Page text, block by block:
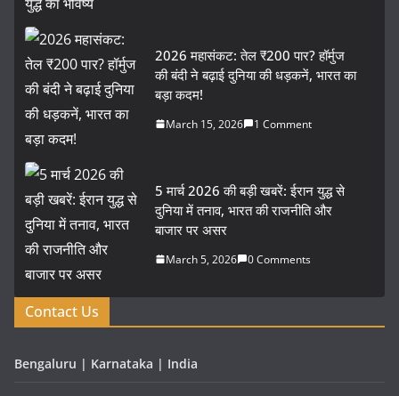
2026 महासंकट: तेल ₹200 पार? हॉर्मुज
की बंदी ने बढ़ाई दुनिया की धड़कनें, भारत का
बड़ा कदम!
March 15, 2026 1 Comment
5 मार्च 2026 की बड़ी खबरें: ईरान युद्ध से
दुनिया में तनाव, भारत की राजनीति और
बाजार पर असर
March 5, 2026 0 Comments
Contact Us
Bengaluru | Karnataka | India